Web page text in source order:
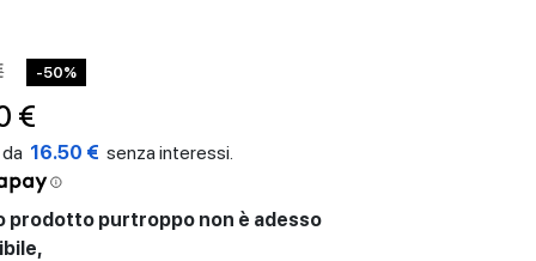
-50%
€
16.50 €
prodotto purtroppo non è adesso